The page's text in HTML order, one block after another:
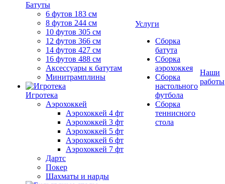
Батуты
6 футов 183 см
8 футов 244 см
10 футов 305 см
12 футов 366 см
14 футов 427 см
16 футов 488 см
Аксессуары к батутам
Минитрамплины
Игротека
Аэрохоккей
Аэрохоккей 4 фт
Аэрохоккей 3 фт
Аэрохоккей 5 фт
Аэрохоккей 6 фт
Аэрохоккей 7 фт
Дартс
Покер
Шахматы и нарды
Услуги
Сборка
батута
Сборка
аэрохоккея
Сборка
настольного
футбола
Сборка
теннисного
стола
Наши
работы